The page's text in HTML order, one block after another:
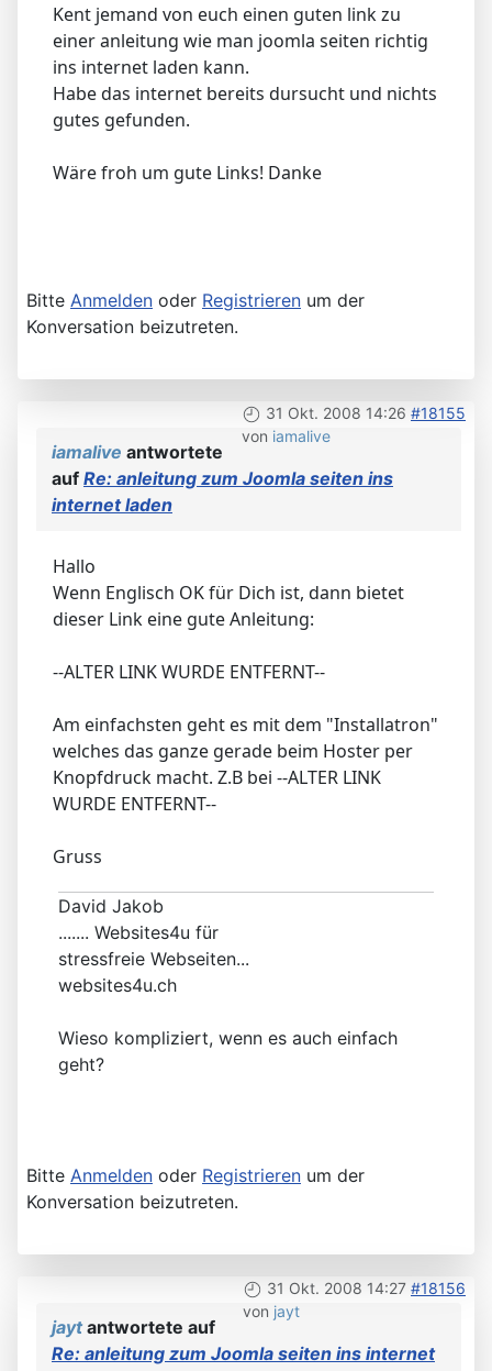
Kent jemand von euch einen guten link zu
einer anleitung wie man joomla seiten richtig
ins internet laden kann.
Habe das internet bereits dursucht und nichts
gutes gefunden.
Wäre froh um gute Links! Danke
Bitte Anmelden oder Registrieren um der
Konversation beizutreten.
31 Okt. 2008 14:26 #18155
von iamalive
iamalive antwortete
auf Re: anleitung zum Joomla seiten ins
internet laden
Hallo
Wenn Englisch OK für Dich ist, dann bietet
dieser Link eine gute Anleitung:
--ALTER LINK WURDE ENTFERNT--
Am einfachsten geht es mit dem "Installatron"
welches das ganze gerade beim Hoster per
Knopfdruck macht. Z.B bei --ALTER LINK
WURDE ENTFERNT--
Gruss
David Jakob
....... Websites4u für
stressfreie Webseiten...
websites4u.ch
Wieso kompliziert, wenn es auch einfach
geht?
Bitte Anmelden oder Registrieren um der
Konversation beizutreten.
31 Okt. 2008 14:27 #18156
von jayt
jaytantwortete auf
Re: anleitung zum Joomla seiten ins internet